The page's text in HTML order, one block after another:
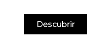
Descubrir